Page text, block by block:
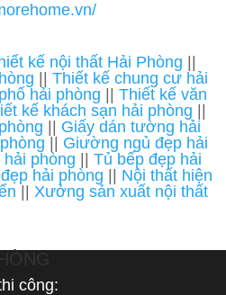
kế nội thất Hải Phòng
Thiết kế chung cư hải
hải phòng
Thiết kế văn
kế khách sạn hải phòng
Giấy dán tường hải
Giường ngủ đẹp hải
phòng
Tủ bếp đẹp hải
hải phòng
Nội thất hiện
Xưởng sản xuất nội thất
công: